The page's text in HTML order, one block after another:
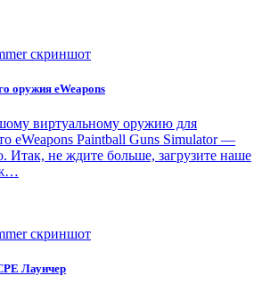
оружия eWeapons
виртуальному оружию для
eWeapons Paintball Guns Simulator —
Итак, не ждите больше, загрузите наше
Лаунчер